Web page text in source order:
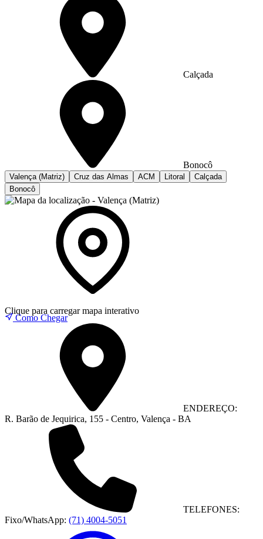
Calçada
Bonocô
Valença (Matriz) Cruz das Almas ACM Litoral
Calçada
Bonocô
Clique para carregar mapa interativo
Como Chegar
ENDEREÇO:
R. Barão de Jequirica, 155 - Centro, Valença - BA
TELEFONES:
Fixo/WhatsApp: (71) 4004-5051